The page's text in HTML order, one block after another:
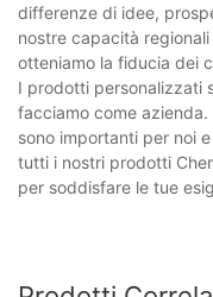
differenze di idee,
nostre capacità
otteniamo la fiducia dei
I prodotti personalizzati
facciamo come
sono importanti per noi
tutti i nostri prodotti
per soddisfare le tue